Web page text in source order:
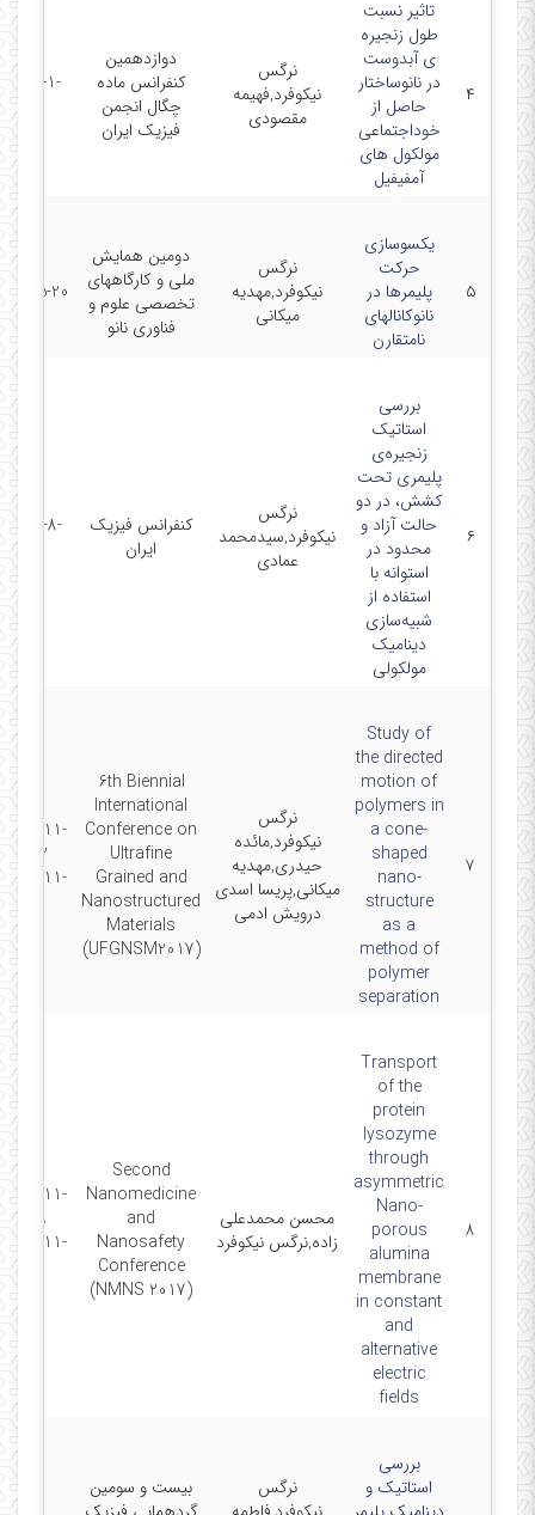
۴
تاثیر نسبت
طول زنجیره
ی آبدوست
در نانوساختار
حاصل از
خوداجتماعی
مولکول های
آمفیفیل
نرگس
نیکوفرد,فهیمه
مقصودی
دوازدهمین
کنفرانس ماده
چگال انجمن
فیزیک ایران
2015-1-
۵
یکسوسازی
حرکت
پلیمرها در
نانوکانالهای
نامتقارن
نرگس
نیکوفرد,مهدیه
میکانی
دومین همایش
ملی و کارگاههای
تخصصی علوم و
فناوری نانو
5-20
۶
بررسی
استاتیک
زنجیره‌ی
پلیمری تحت
کشش، در دو
حالت آزاد و
محدود در
استوانه با
استفاده از
شبیه‌سازی
دینامیک
مولکولی
نرگس
نیکوفرد,سیدمحمد
عمادی
کنفرانس فیزیک
ایران
2016-8-
۷
Study of
the directed
motion of
polymers in
a cone-
shaped
nano-
structure
as a
method of
polymer
separation
نرگس
نیکوفرد,مائده
حیدری,مهدیه
میکانی,پریسا اسدی
درویش ادمی
6th Biennial
International
Conference on
Ultrafine
Grained and
Nanostructured
Materials
(UFGNSM2017)
2017-11-
2017-11-
۸
Transport
of the
protein
lysozyme
through
asymmetric
Nano-
porous
alumina
membrane
in constant
and
alternative
electric
fields
محسن محمدعلی
زاده,نرگس نیکوفرد
Second
Nanomedicine
and
Nanosafety
Conference
(NMNS 2017)
2017-11-
2017-11-
بررسی
استاتیک و
نرگس
بیست و سومین